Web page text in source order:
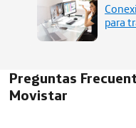
para
Preguntas
Movistar